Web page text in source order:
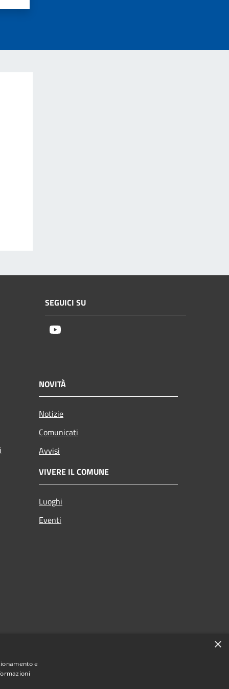
SEGUICI SU
NOVITÀ
Notizie
Comunicati
Avvisi
VIVERE IL COMUNE
Luoghi
Eventi
×
e